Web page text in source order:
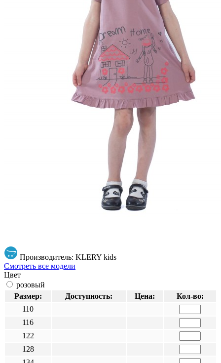
Производитель: KLERY kids
Смотреть все модели
Цвет
розовый
Размер:
Доступность: Цена:
Кол-во:
110
116
122
128